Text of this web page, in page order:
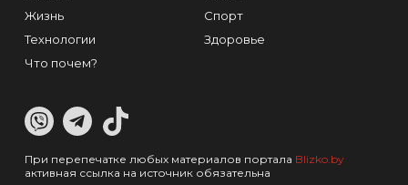
Жизнь
Технологии
Что почем?
Спорт
Здоровье
При перепечатке любых материалов портала Blizko.by
активная ссылка на источник обязательна